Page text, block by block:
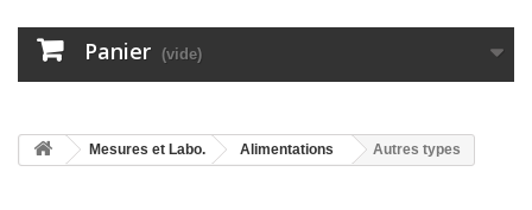
Panier (vide)
Mesures et Labo. Alimentations Autres types